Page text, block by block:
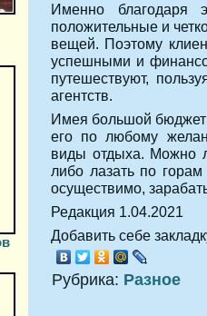
Именно благодаря
положительные и
вещей. Поэтому
успешными и
путешествуют,
агентств.
Имея большой
его по любому
виды отдыха. Можно
либо лазать по
осуществимо,
Редакция 1.04.2021
Добавить себе
Рубрика: Разное